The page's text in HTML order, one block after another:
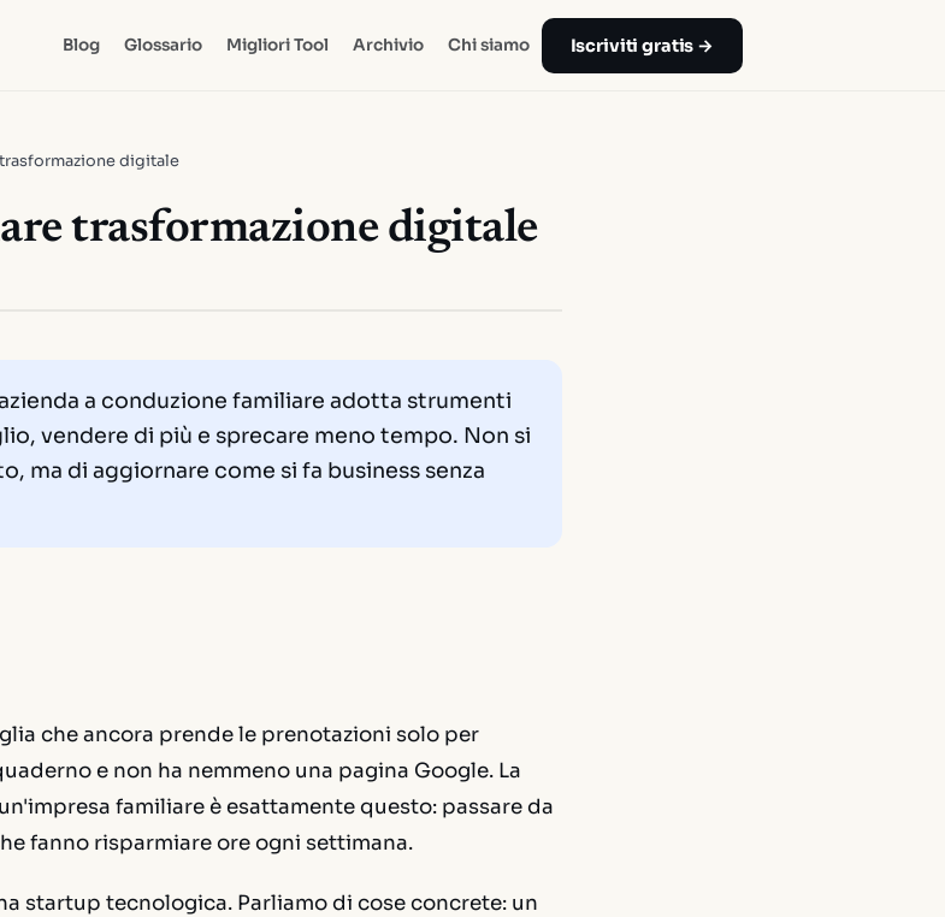
Blog Glossario Migliori Tool Archivio Chi siamo Iscriviti gratis →
digitale
trasformazione digitale
a conduzione familiare adotta strumenti
vendere di più e sprecare meno tempo. Non si
ma di aggiornare come si fa business senza
che ancora prende le prenotazioni solo per
e non ha nemmeno una pagina Google. La
familiare è esattamente questo: passare da
fanno risparmiare ore ogni settimana.
startup tecnologica. Parliamo di cose concrete: un